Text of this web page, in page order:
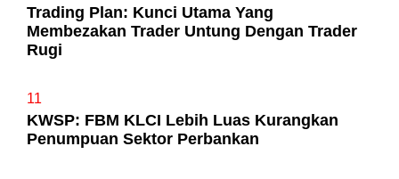
Trading Plan: Kunci Utama Yang
Membezakan Trader Untung Dengan Trader
Rugi
11
KWSP: FBM KLCI Lebih Luas Kurangkan
Penumpuan Sektor Perbankan